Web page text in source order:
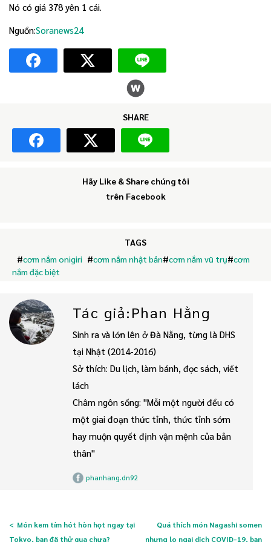
Nó có giá 378 yên 1 cái.
Nguồn:Soranews24
SHARE
Hãy Like & Share chúng tôi
trên Facebook
TAGS
#cơm nắm onigiri #cơm nắm nhật bản#cơm nắm vũ trụ#cơm
nắm đặc biệt
Tác giả:Phan Hằng
Sinh ra và lớn lên ở Đà Nẵng, từng là DHS
tại Nhật (2014-2016)
Sở thích: Du lịch, làm bánh, đọc sách, viết
lách
Châm ngôn sống: "Mỗi một người đều có
một giai đoạn thức tỉnh, thức tỉnh sớm
hay muộn quyết định vận mệnh của bản
thân"
phanhang.dn92
Món kem tím hót hòn họt ngay tại
Tokyo, bạn đã thử qua chưa?
Quá thích món Nagashi somen
nhưng lo ngại dịch COVID-19, bạn